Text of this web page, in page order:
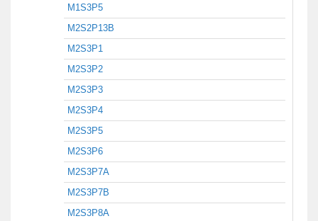
M1S3P5
M2S2P13B
M2S3P1
M2S3P2
M2S3P3
M2S3P4
M2S3P5
M2S3P6
M2S3P7A
M2S3P7B
M2S3P8A